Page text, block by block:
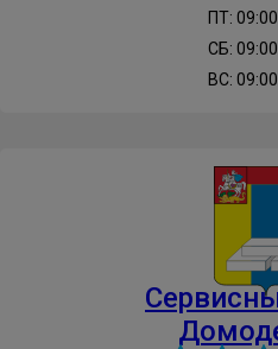
ПТ:
СБ:
ВС: